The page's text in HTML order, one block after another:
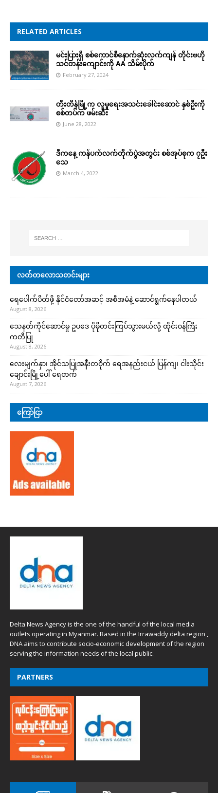
RELATED ARTICLES
မင်းပြားရှိ စစ်ကောင်စီနောက်ဆုံးလက်ကျန် တိုင်းဗဟို
သင်တန်းကျောင်းကို AA သိမ်းပိုက်
February 27, 2024
တီးတိန်မြို့က လူမှုရေးအသင်းခေါင်းဆောင် နှစ်ဦးကို
စစ်တပ်က ဖမ်းဆီး
June 28, 2022
ဒီကနေ့ ကန်ပက်လက်တိုက်ပွဲအတွင်း စစ်အုပ်စုက ၇ဦး
သေ
March 4, 2022
လတ်တလောသတင်းများ
ရေပေါက်ပိတ်ဖို့ နိုင်ငံတော်အဆင့် အစီအမံနဲ့ ဆောင်ရွက်နေပါတယ်
August 8, 2026
သေနတ်ကိုင်ဆောင်မှု ဥပဒေ ပိုမိုတင်းကြပ်သွားမယ်လို့ ထိုင်းဝန်ကြီး
ကတိပြု
August 8, 2026
လေးမျက်နှာ၊ အိုင်သပြုအနီးတဝိုက် ရေအနည်းငယ် ပြန်ကျ၊ ငါးသိုင်း
ချောင်းမြို့ပေါ် ရေတက်
August 7, 2026
ကြော်ငြာ
Delta News Agency is the one of the handful of the local media
outlets operating in Myanmar. Based in the Irrawaddy delta region ,
DNA aims to contribute socio-economic development of the region
serving the information needs of the local public.
PARTNERS